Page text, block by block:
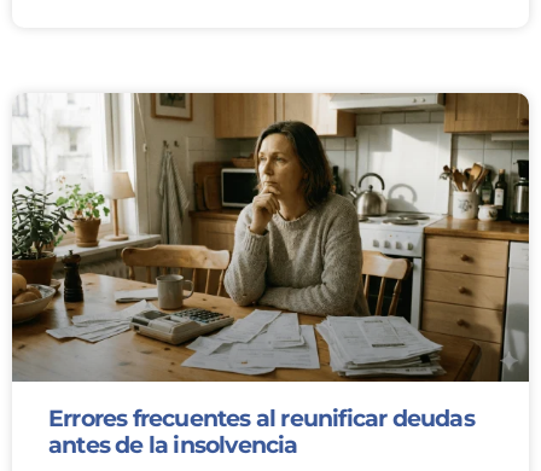
Errores frecuentes al reunificar deudas
antes de la insolvencia